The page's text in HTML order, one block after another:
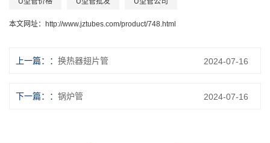
本文网址： http://www.jztubes.com/product/748.html
上一篇： 换热器翅片管 2024-07-16
下一篇： 锅炉管 2024-07-16